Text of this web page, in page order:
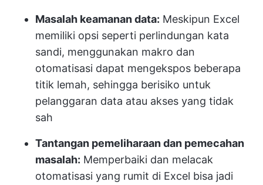
Masalah keamanan data: Meskipun Excel
memiliki opsi seperti perlindungan kata
sandi, menggunakan makro dan
otomatisasi dapat mengekspos beberapa
titik lemah, sehingga berisiko untuk
pelanggaran data atau akses yang tidak
sah
Tantangan pemeliharaan dan pemecahan
masalah: Memperbaiki dan melacak
otomatisasi yang rumit di Excel bisa jadi